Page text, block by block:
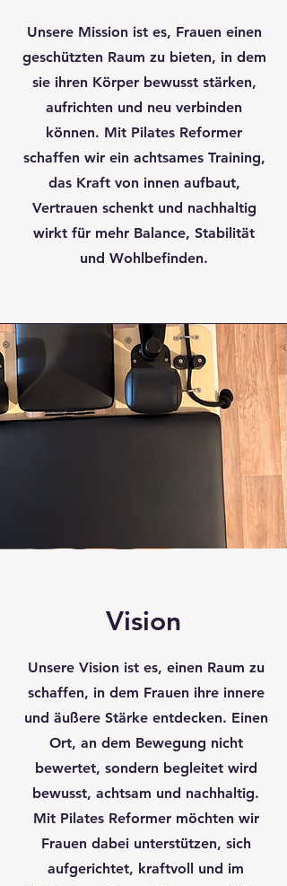
Unsere Mission ist es, Frauen einen
geschützten Raum zu bieten, in dem
sie ihren Körper bewusst stärken,
aufrichten und neu verbinden
können. Mit Pilates Reformer
schaffen wir ein achtsames Training,
das Kraft von innen aufbaut,
Vertrauen schenkt und nachhaltig
wirkt für mehr Balance, Stabilität
und Wohlbefinden.
Vision
Unsere Vision ist es, einen Raum zu
schaffen, in dem Frauen ihre innere
und äußere Stärke entdecken. Einen
Ort, an dem Bewegung nicht
bewertet, sondern begleitet wird
bewusst, achtsam und nachhaltig.
Mit Pilates Reformer möchten wir
Frauen dabei unterstützen, sich
aufgerichtet, kraftvoll und im